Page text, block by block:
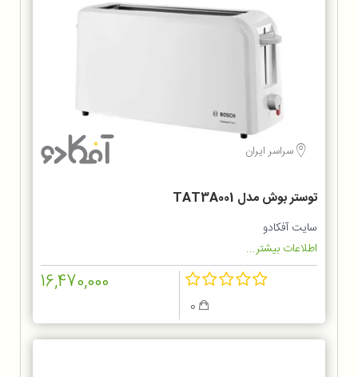
سراسر ایران
توستر بوش مدل TAT3A001
سایت آفکادو
اطلاعات بیشتر...
16,470,000